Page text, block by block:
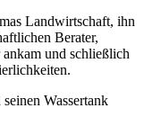
Landwirtschaft, ihn
Berater,
und schließlich
Wassertank